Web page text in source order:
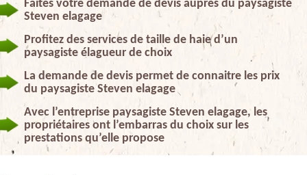
Faites votre demande de devis auprès du paysagiste
Steven elagage
Profitez des services de taille de haie d’un
paysagiste élagueur de choix
La demande de devis permet de connaitre les prix
du paysagiste Steven elagage
Avec l’entreprise paysagiste Steven elagage, les
propriétaires ont l’embarras du choix sur les
prestations qu’elle propose